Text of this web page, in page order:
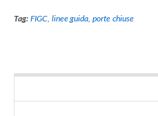
Tag: FIGC, linee guida ,porte chiuse